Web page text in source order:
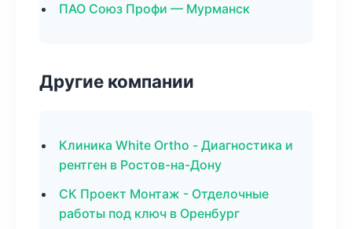
ПАО Союз Профи — Мурманск
Другие компании
Клиника White Ortho - Диагностика и
рентген в Ростов-на-Дону
СК Проект Монтаж - Отделочные
работы под ключ в Оренбург